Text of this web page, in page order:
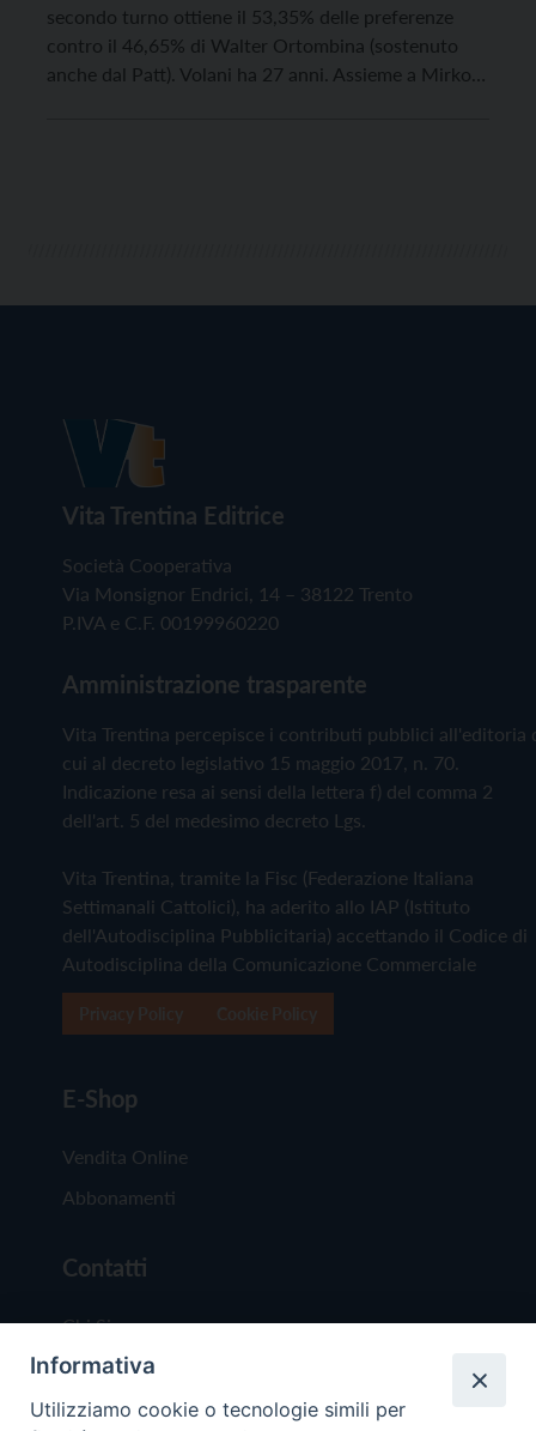
secondo turno ottiene il 53,35% delle preferenze
contro il 46,65% di Walter Ortombina (sostenuto
anche dal Patt). Volani ha 27 anni. Assieme a Mirko
Vita Trentina Editrice
Società Cooperativa
Via Monsignor Endrici, 14 – 38122 Trento
P.IVA e C.F. 00199960220
Amministrazione trasparente
Vita Trentina percepisce i contributi pubblici all'editoria
cui al decreto legislativo 15 maggio 2017, n. 70.
Indicazione resa ai sensi della lettera f) del comma 2
dell'art. 5 del medesimo decreto Lgs.
Vita Trentina, tramite la Fisc (Federazione Italiana
Settimanali Cattolici), ha aderito allo IAP (Istituto
dell'Autodisciplina Pubblicitaria) accettando il Codice di
Autodisciplina della Comunicazione Commerciale
E-Shop
Vendita Online
Abbonamenti
Contatti
Chi Siamo
Redazione
Scrivici
Informativa
Utilizziamo cookie o tecnologie simili per